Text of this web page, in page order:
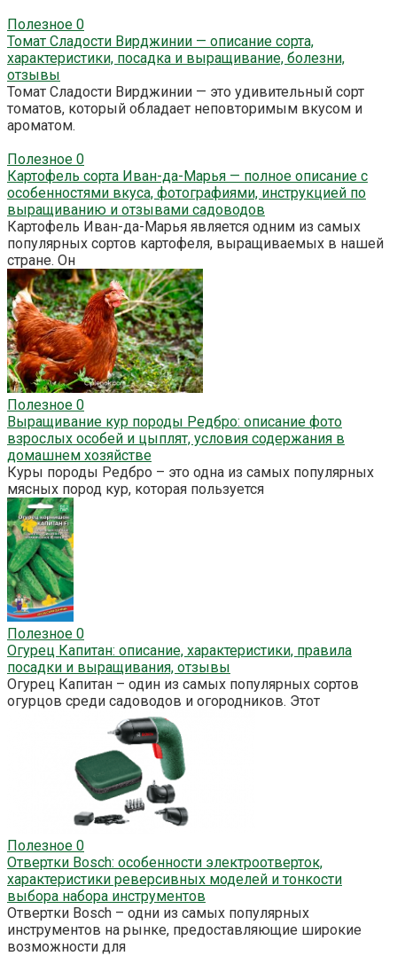
Полезное 0
Томат Сладости Вирджинии — описание сорта,
характеристики, посадка и выращивание, болезни,
отзывы
Томат Сладости Вирджинии — это удивительный сорт
томатов, который обладает неповторимым вкусом и
ароматом.
Полезное 0
Картофель сорта Иван-да-Марья — полное описание с
особенностями вкуса, фотографиями, инструкцией по
выращиванию и отзывами садоводов
Картофель Иван-да-Марья является одним из самых
популярных сортов картофеля, выращиваемых в нашей
стране. Он
Полезное 0
Выращивание кур породы Редбро: описание фото
взрослых особей и цыплят, условия содержания в
домашнем хозяйстве
Куры породы Редбро – это одна из самых популярных
мясных пород кур, которая пользуется
Полезное 0
Огурец Капитан: описание, характеристики, правила
посадки и выращивания, отзывы
Огурец Капитан – один из самых популярных сортов
огурцов среди садоводов и огородников. Этот
Полезное 0
Отвертки Bosch: особенности электроотверток,
характеристики реверсивных моделей и тонкости
выбора набора инструментов
Отвертки Bosch – одни из самых популярных
инструментов на рынке, предоставляющие широкие
возможности для